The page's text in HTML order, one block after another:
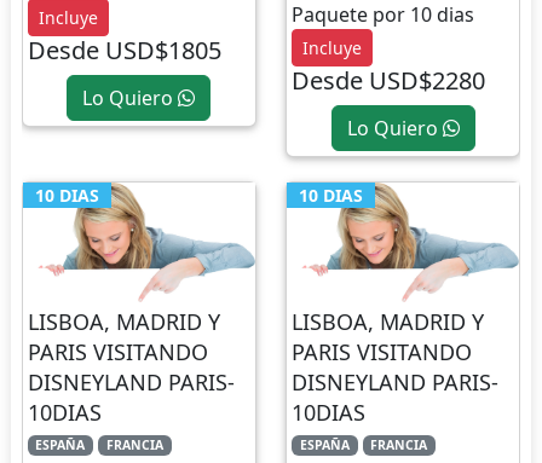
Incluye
Desde USD$1805
Lo Quiero
Paquete por 10 dias
Incluye
Desde USD$2280
Lo Quiero
10 DIAS
LISBOA, MADRID Y
PARIS VISITANDO
DISNEYLAND PARIS-
10DIAS
ESPAÑA
FRANCIA
10 DIAS
LISBOA, MADRID Y
PARIS VISITANDO
DISNEYLAND PARIS-
10DIAS
ESPAÑA
FRANCIA